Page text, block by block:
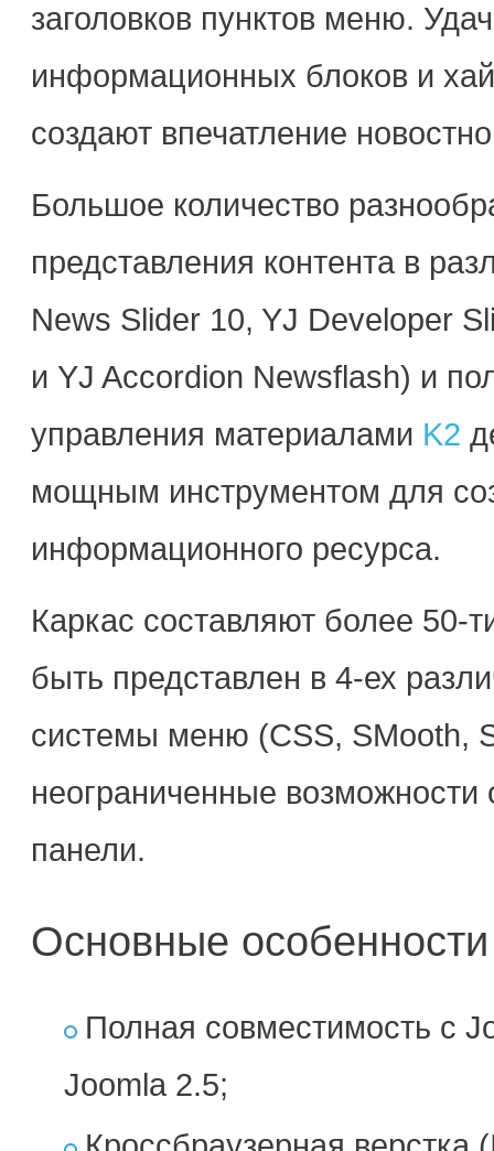
заголовков пунктов меню.
информационных блоков и
создают впечатление
Большое количество
представления контента в
News Slider 10, YJ Developer
и YJ Accordion Newsflash) и
управления материалами K2
мощным инструментом для
информационного ресурса.
Каркас составляют более 50-
быть представлен в 4-ех
системы меню (CSS, SMooth,
неограниченные
панели.
Основные
Полная совместимость с
Joomla 2.5;